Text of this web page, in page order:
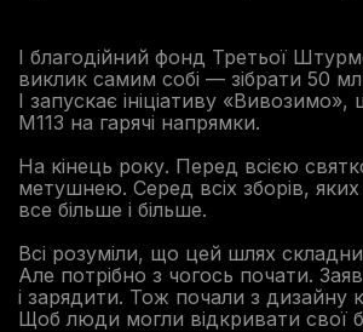
І благодійний фонд Третьої
виклик самим собі — зібрати 50
І запускає ініціативу
М113 на гарячі напрямки.
На кінець року. Перед всією
метушнею. Серед всіх зборів,
все більше і більше.
Всі розуміли, що цей шлях
Але потрібно з чогось почати.
і зарядити. Тож почали з дизайну
Щоб люди могли відкривати свої